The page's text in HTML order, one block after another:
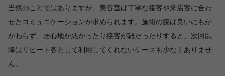
当然のことではありますが、美容室は丁寧な接客や来店客に合わ
せたコミュニケーションが求められます。施術の腕は良いにもか
かわらず、居心地が悪かったり接客が雑だったりすると、次回以
降はリピート客として利用してくれないケースも少なくありませ
ん。